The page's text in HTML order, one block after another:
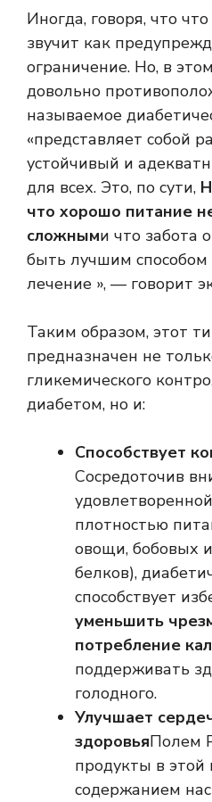
Иногда, говоря, что
звучит как
ограничение. Но, в
довольно
называемое
«представляет собой
устойчивый и
для всех. Это, по сути,
что хорошо питание
сложными что забота
быть лучшим способом
лечение », — говорит
Таким образом, этот
предназначен не
гликемического
диабетом, но и:
Способствует
Сосредоточив
плотностью
овощи, бобовых
белков),
способствует
уменьшить
потребление
поддерживать
голодного.
Улучшает
здоровьяПолем
продукты в
содержанием